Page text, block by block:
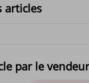
articles
par le vendeur